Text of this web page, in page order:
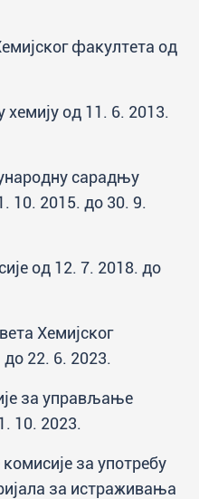
факултета од
од 11. 6. 2013.
сарадњу
10. 2015. до 30. 9.
од 12. 7. 2018. до
Хемијског
22. 6. 2023.
за управљање
10. 2023.
за употребу
за истраживања